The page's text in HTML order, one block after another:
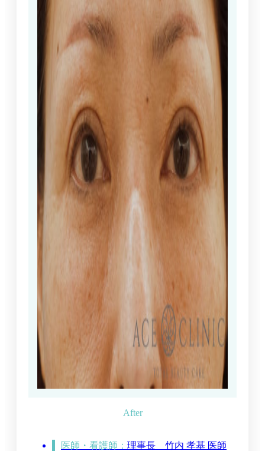
医師・看護師： 理事長 竹内 孝基 医師